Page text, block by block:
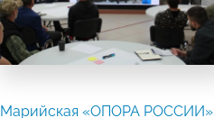
Марийская «ОПОРА РОССИИ»